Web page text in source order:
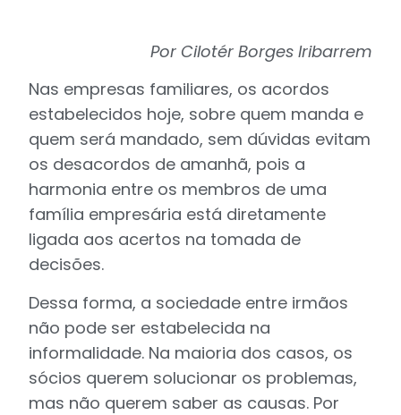
Por Cilotér Borges Iribarrem
Nas empresas familiares, os acordos
estabelecidos hoje, sobre quem manda e
quem será mandado, sem dúvidas evitam
os desacordos de amanhã, pois a
harmonia entre os membros de uma
família empresária está diretamente
ligada aos acertos na tomada de
decisões.
Dessa forma, a sociedade entre irmãos
não pode ser estabelecida na
informalidade. Na maioria dos casos, os
sócios querem solucionar os problemas,
mas não querem saber as causas. Por